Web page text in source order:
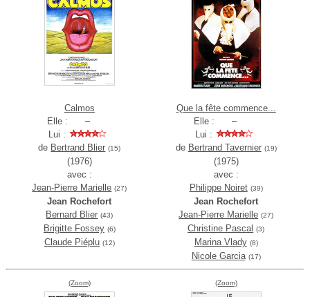
Calmos
Elle :
Lui :
de Bertrand Blier (15)
(1976)
avec :
Jean-Pierre Marielle (27)
Jean Rochefort
Bernard Blier (43)
Brigitte Fossey (6)
Claude Piéplu (12)
Que la fête commence...
Elle :
Lui :
de Bertrand Tavernier (19)
(1975)
avec :
Philippe Noiret (39)
Jean Rochefort
Jean-Pierre Marielle (27)
Christine Pascal (3)
Marina Vlady (8)
Nicole Garcia (17)
(Zoom) (Zoom)